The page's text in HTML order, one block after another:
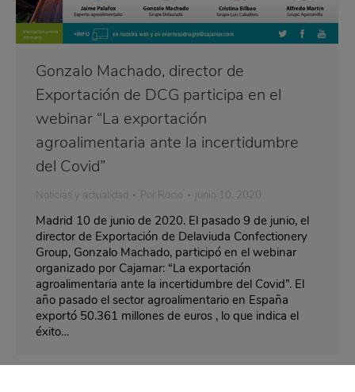
Gonzalo Machado, director de
Exportación de DCG participa en el
webinar “La exportación
agroalimentaria ante la incertidumbre
del Covid”
Noticias y actualidad Por Rocio junio 10, 2020
Madrid 10 de junio de 2020. El pasado 9 de junio, el
director de Exportación de Delaviuda Confectionery
Group, Gonzalo Machado, participó en el webinar
organizado por Cajamar: “La exportación
agroalimentaria ante la incertidumbre del Covid”. El
año pasado el sector agroalimentario en España
exportó 50.361 millones de euros , lo que indica el
éxito…